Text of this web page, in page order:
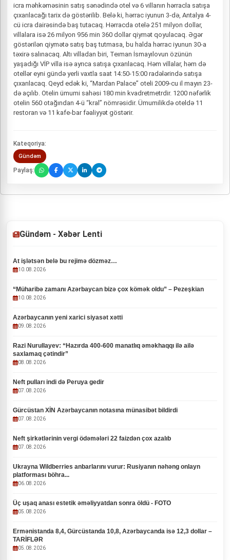
icra məhkəməsinin satış sənədində otel və 6 villanın hərracla satışa
çıxarılacağı tarix də göstərilib. Belə ki, hərrac iyunun 3-də, Antalya 4-
cü icra dairəsində baş tutacaq. Hərracda otelə 251 milyon dollar,
villalara isə 26 milyon 956 min 360 dollar qiymət qoyulacaq. Əgər
göstərilən qiymətə satış baş tutmasa, bu halda hərrac iyunun 30-a
təxirə salınacaq. Altı villadan biri, Teıman İsmayılovun özünün
yaşadığı VİP villa isə ayrıca satışa çıxarılacaq. Həm villalar, həm də
otellər eyni gündə yerli vaxtla saat 14:50-15:00 radələrində satışa
çıxarılacaq. Qeyd edək ki, “Mardan Palace” oteli 2009-cu il mayın 23-
də açılıb. Otelin ümumi sahəsi 180 min kvadretmetrdir. 1200 nəfərlik
otelin 560 otağından 4-ü “kral” nömrəsidir. Ümumilikdə oteldə 11
restoran və 11 kafe-bar fəaliyyət göstərir.
Kateqoriya:
Gündəm
Paylaş:
Gündəm - Xəbər Lenti
At işlətsən belə bu rejimə dözməz…
10.08.2026
“Müharibə zamanı Azərbaycan bizə çox kömək oldu” – Pezeşkian
10.08.2026
Azərbaycanın yeni xarici siyasət xətti
09.08.2026
Razi Nurullayev: “Hazırda 400-600 manatlıq əməkhaqqı ilə ailə
saxlamaq çətindir”
08.08.2026
Neft pulları indi də Peruya gedir
07.08.2026
Gürcüstan XİN Azərbaycanın notasına münasibət bildirdi
07.08.2026
Neft şirkətlərinin vergi ödəmələri 22 faizdən çox azalıb
07.08.2026
Ukrayna Wildberries anbarlarını vurur: Rusiyanın nəhəng onlayn
platforması böhra...
06.08.2026
Üç uşaq anası estetik əməliyyatdan sonra öldü - FOTO
05.08.2026
Ermənistanda 8,4, Gürcüstanda 10,8, Azərbaycanda isə 12,3 dollar –
TARİFLƏR
05.08.2026